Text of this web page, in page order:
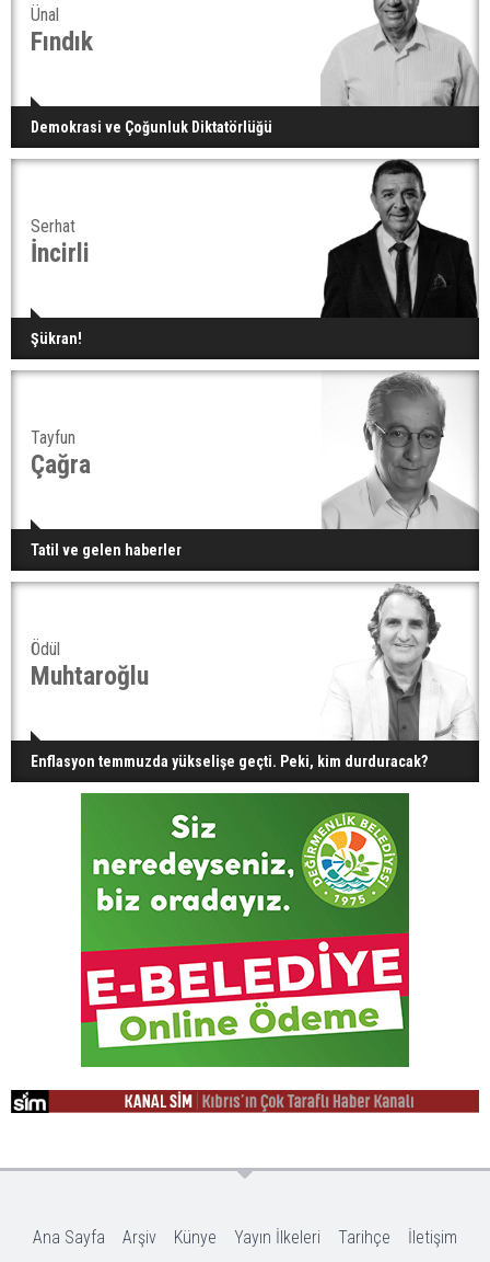
Ünal
Fındık
Demokrasi ve Çoğunluk Diktatörlüğü
Serhat
İncirli
Şükran!
Tayfun
Çağra
Tatil ve gelen haberler
Ödül
Muhtaroğlu
Enflasyon temmuzda yükselişe geçti. Peki, kim durduracak?
Ana Sayfa Arşiv Künye Yayın İlkeleri Tarihçe İletişim